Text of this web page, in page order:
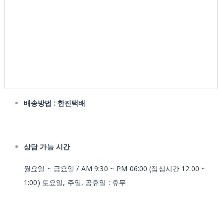
배송방법 : 한진택배
상담 가능 시간
월요일 ~ 금요일 / AM 9:30 ~ PM 06:00 (점심시간 12:00 ~
1:00) 토요일, 주일, 공휴일 : 휴무